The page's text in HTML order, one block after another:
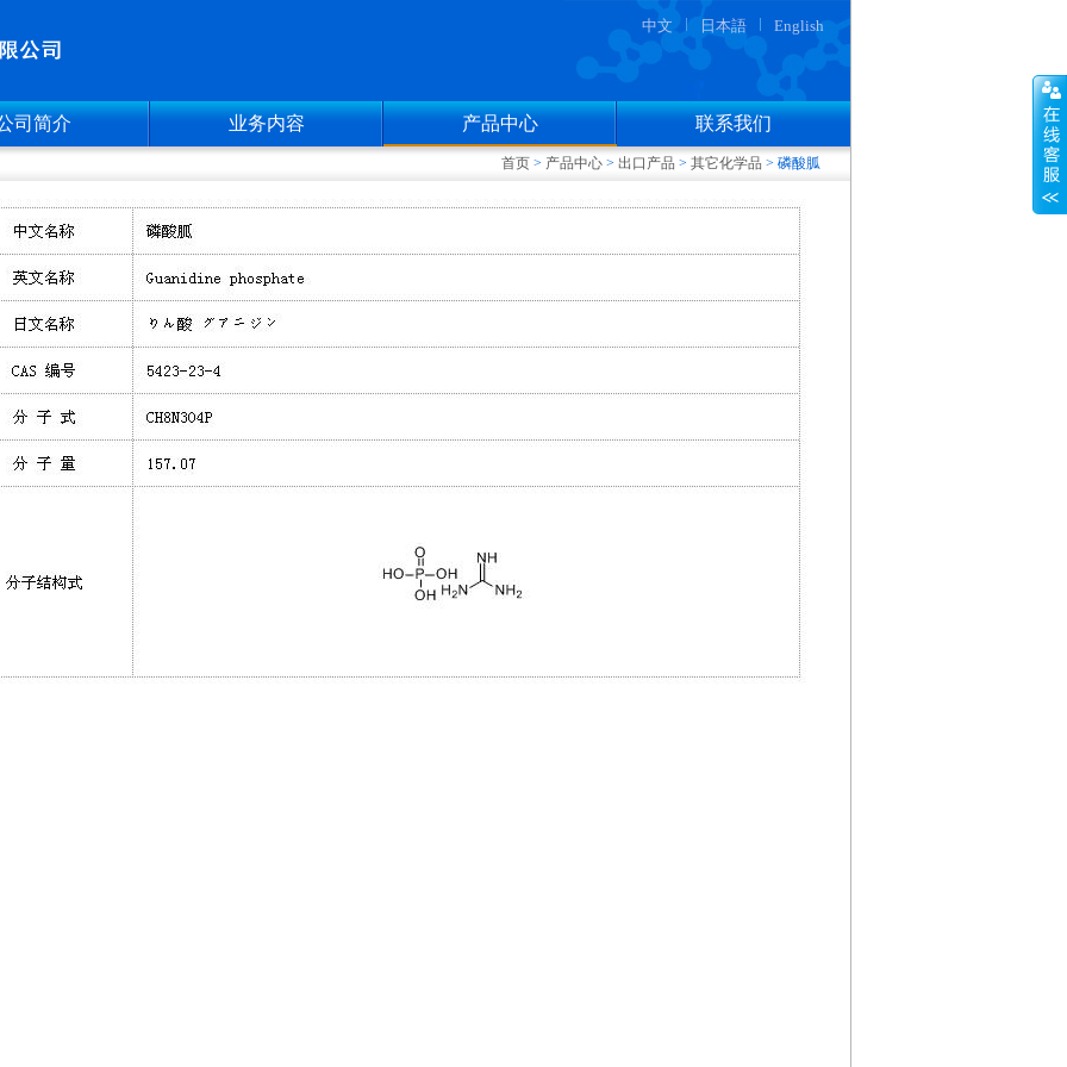
中文 日本語 English
司简介 业务内容 产品中心 联系我们
首页 > 产品中心 > 出口产品 > 其它化学品 > 磷酸胍